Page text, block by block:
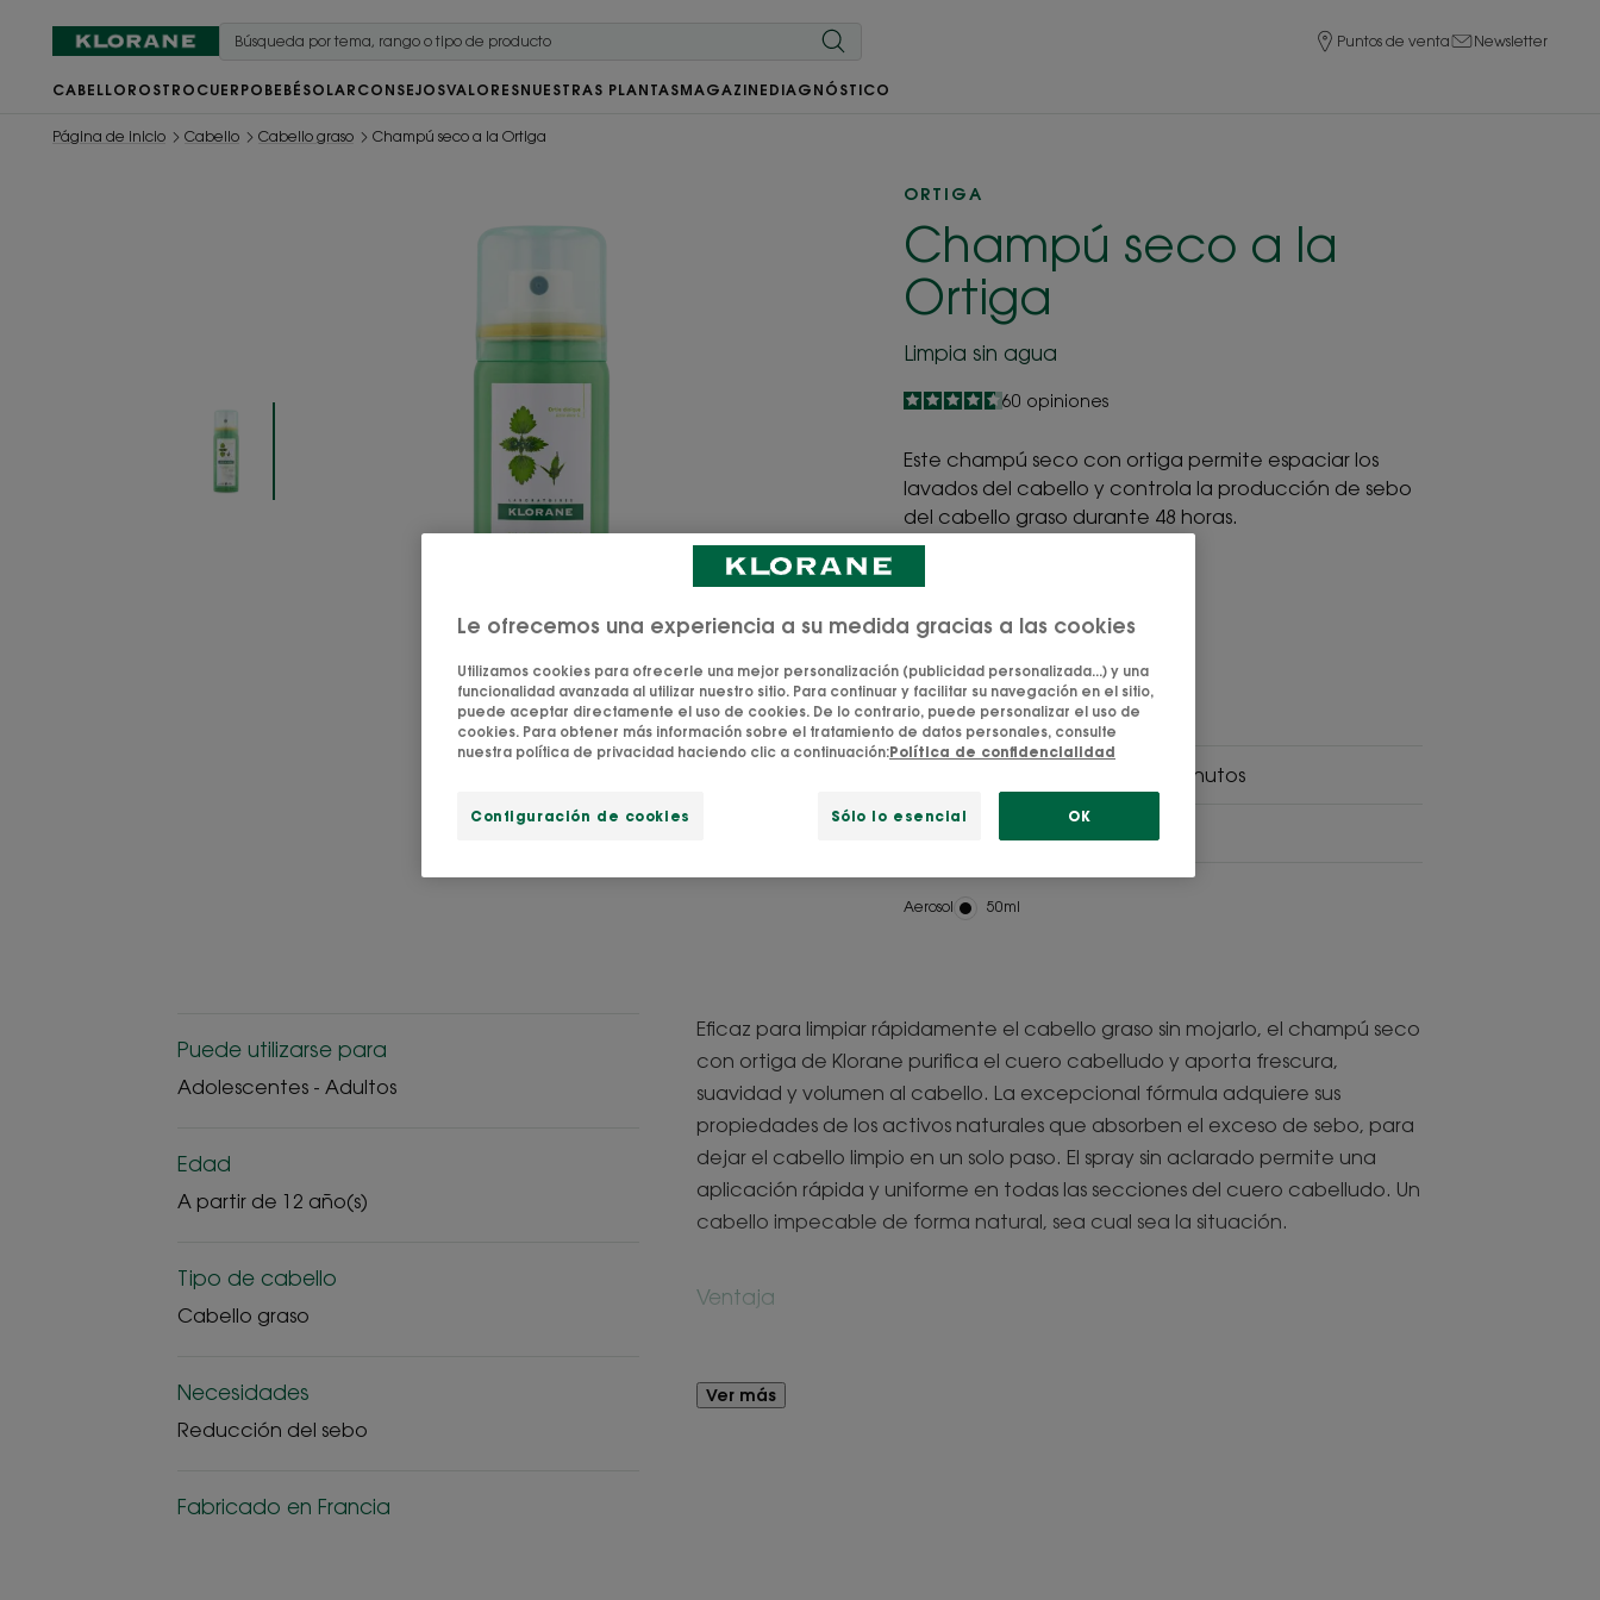
Puntos de venta Newsletter
CABELLO ROSTRO CUERPO BEBÉ SOLAR CONSEJOSVALORESNUESTRAS PLANTASMAGAZINE DIAGNÓSTICO
Página de inicio Cabello Cabello graso Champú seco a la Ortiga
ORTIGA
Champú seco a la
Ortiga
Limpia sin agua
4.6
/
5
60 opiniones
Este champú seco con ortiga permite espaciar los
lavados del cabello y controla la producción de sebo
del cabello graso durante 48 horas.
en
Francia
natural
Cabello limpio sin agua en 2 minutos
Limpia, absorbe, recubre.
Aerosol Aerosol
50ml
Puede utilizarse para
Adolescentes - Adultos
Edad
A partir de 12 año(s)
Tipo de cabello
Cabello graso
Necesidades
Reducción del sebo
Fabricado en Francia
Eficaz para limpiar rápidamente el cabello graso sin mojarlo, el champú seco
con ortiga de Klorane purifica el cuero cabelludo y aporta frescura,
suavidad y volumen al cabello. La excepcional fórmula adquiere sus
propiedades de los activos naturales que absorben el exceso de sebo, para
dejar el cabello limpio en un solo paso. El spray sin aclarado permite una
aplicación rápida y uniforme en todas las secciones del cuero cabelludo. Un
cabello impecable de forma natural, sea cual sea la situación.
Ventaja
Ver más
Le ofrecemos una experiencia a su medida gracias a las cookies
Utilizamos cookies para ofrecerle una mejor personalización (publicidad personalizada...) y una
funcionalidad avanzada al utilizar nuestro sitio. Para continuar y facilitar su navegación en el sitio,
puede aceptar directamente el uso de cookies. De lo contrario, puede personalizar el uso de
cookies. Para obtener más información sobre el tratamiento de datos personales, consulte
nuestra política de privacidad haciendo clic a continuación:Política de confidencialidad
Configuración de cookies Sólo lo esencial OK